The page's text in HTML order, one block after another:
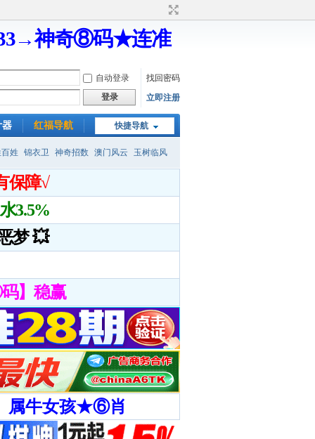
神奇⑧码★连准
自动登录
找回密码
登录
立即注册
快捷导航
器 红福导航
姓 锦衣卫 神奇招数 澳门风云 玉树临风